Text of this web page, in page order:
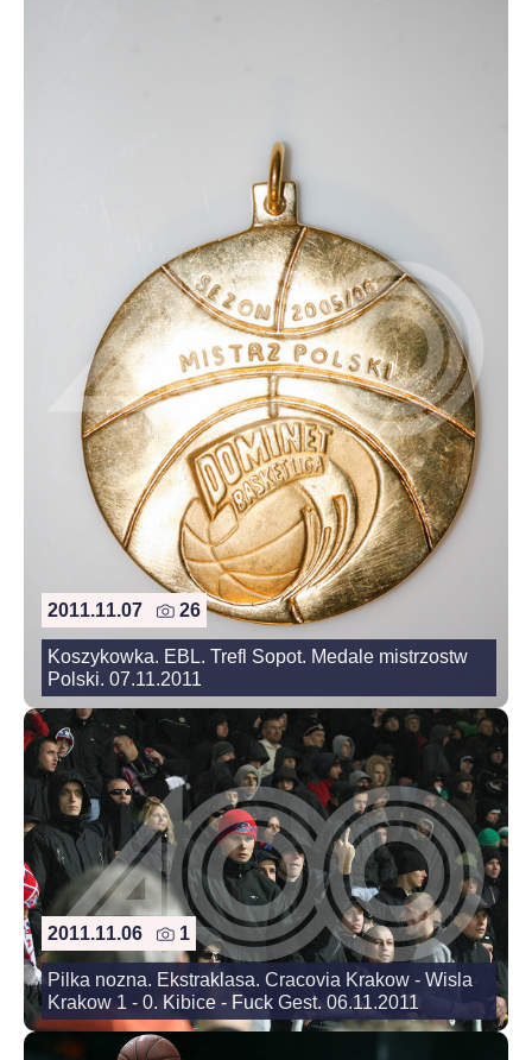
2011.11.07 26
Koszykowka. EBL. Trefl Sopot. Medale mistrzostw
Polski. 07.11.2011
2011.11.06 1
Pilka nozna. Ekstraklasa. Cracovia Krakow - Wisla
Krakow 1 - 0. Kibice - Fuck Gest. 06.11.2011